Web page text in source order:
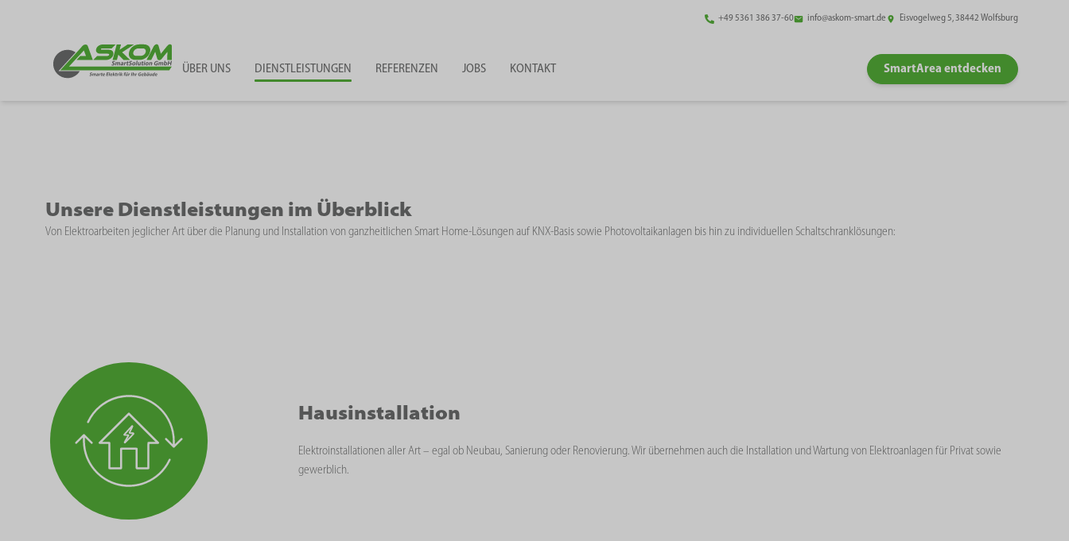
+49 5361 386 37-60 info@askom-smart.de Eisvogelweg 5, 38442 Wolfsburg
ASKOM SmartSolution
ÜBER UNS
DIENSTLEISTUNGEN REFERENZEN JOBS KONTAKT SmartArea entdecken
Unsere Dienstleistungen im Überblick
Von Elektroarbeiten jeglicher Art über die Planung und Installation von ganzheitlichen Smart Home-Lösungen auf KNX-Basis sowie Photovoltaikanlagen bis hin zu individuellen Schaltschranklösungen:
Hausinstallation
Elektroinstallationen aller Art – egal ob Neubau, Sanierung oder Renovierung. Wir übernehmen auch die Installation und Wartung von Elektroanlagen für Privat sowie
gewerblich.